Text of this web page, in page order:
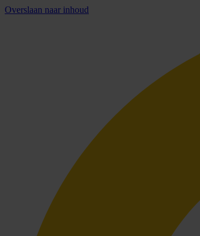
Overslaan naar inhoud